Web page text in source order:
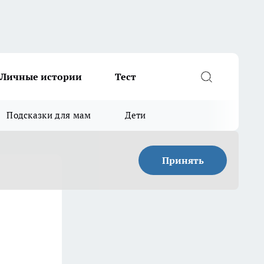
Личные истории Тест
Подсказки для мам Дети
Принять